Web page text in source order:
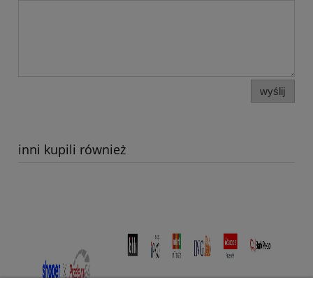
wyślij
inni kupili również